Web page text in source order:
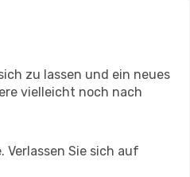
zu lassen und ein neues
vielleicht noch nach
Verlassen Sie sich auf